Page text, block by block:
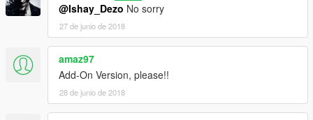
@Ishay_Dezo No sorry
27 de junio de 2018
amaz97
Add-On Version, please!!
28 de junio de 2018